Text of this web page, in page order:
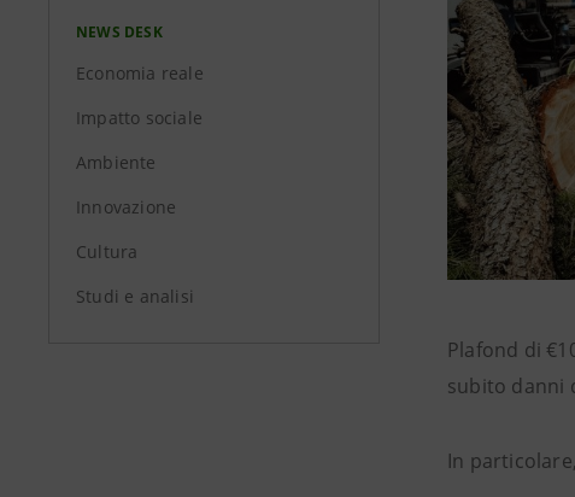
NEWS DESK
Economia reale
Impatto sociale
Ambiente
Innovazione
Cultura
Studi e analisi
Plafond di
subito danni
In